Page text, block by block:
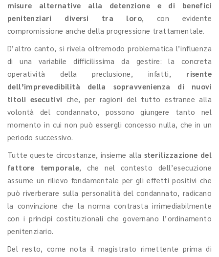
misure alternative alla detenzione e di benefici
penitenziari diversi tra loro, con evidente
compromissione anche della progressione trattamentale.
D’altro canto, si rivela oltremodo problematica l’influenza
di una variabile difficilissima da gestire: la concreta
operatività della preclusione, infatti, risente
dell’imprevedibilità della sopravvenienza di nuovi
titoli esecutivi che, per ragioni del tutto estranee alla
volontà del condannato, possono giungere tanto nel
momento in cui non può essergli concesso nulla, che in un
periodo successivo.
Tutte queste circostanze, insieme alla sterilizzazione del
fattore temporale, che nel contesto dell’esecuzione
assume un rilievo fondamentale per gli effetti positivi che
può riverberare sulla personalità del condannato, radicano
la convinzione che la norma contrasta irrimediabilmente
con i principi costituzionali che governano l’ordinamento
penitenziario.
Del resto, come nota il magistrato rimettente prima di